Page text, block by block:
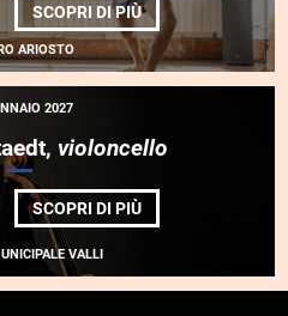
SCOPRI DI PIÙDI
CCN
<EM>MICRODANZE
@RE</EM>
ARIOSTO
2027
violoncello
SCOPRI DI PIÙDI
NICOLAS
VIOLONCELLO
</EM>
VALLI